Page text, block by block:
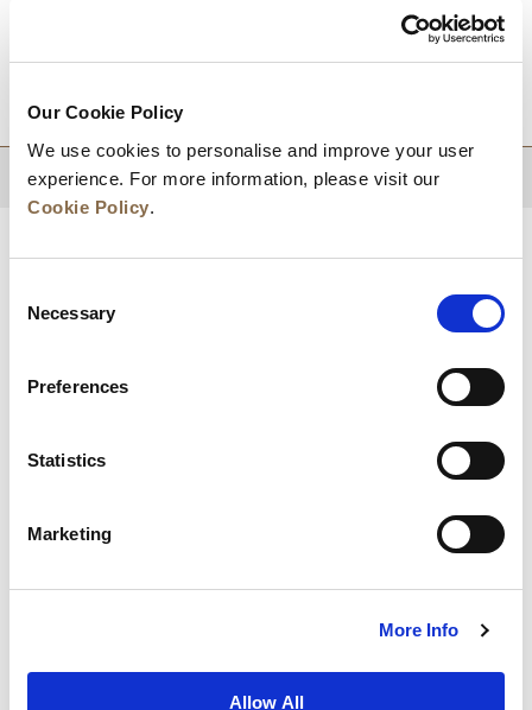
Our Cookie Policy
We use cookies to personalise and improve your user
experience. For more information, please visit our
Cookie Policy.
Selection
Necessary
Preferences
Statistics
Marketing
More Info
Allow All
目的地